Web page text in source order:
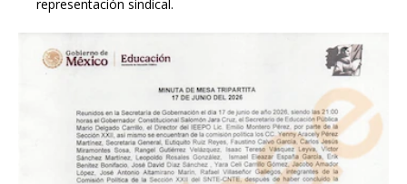
representación sindical.